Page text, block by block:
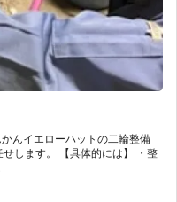
かんイエローハットの二輪整備
します。 【具体的には】 ・整